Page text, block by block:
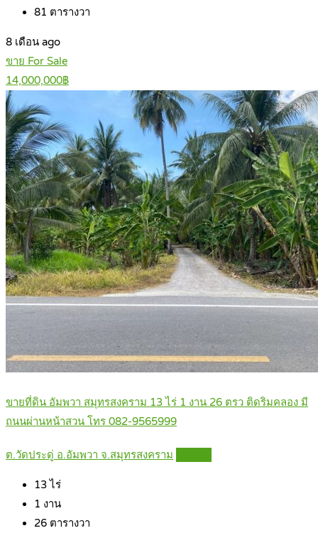
81 ตารางวา
8 เดือน ago
ขาย For Sale
14,000,000฿
ขายที่ดิน อัมพวา สมุทรสงคราม 13 ไร่ 1 งาน 26 ตรว ติดริมคลอง มี
ถนนผ่านหน้าสวน โทร 082-9565999
ต.วัดประดู่ อ.อัมพวา จ.สมุทรสงคราม
13ไร่
1 งาน
26 ตารางวา